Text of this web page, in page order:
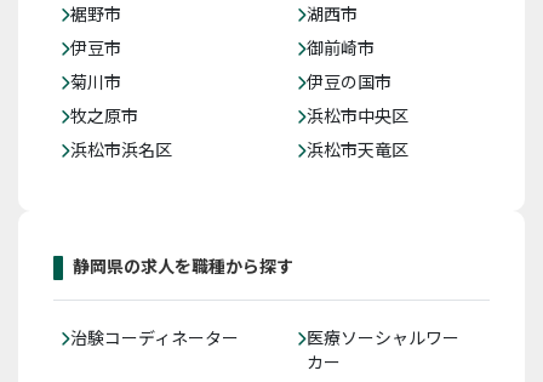
裾野市
湖西市
伊豆市
御前崎市
菊川市
伊豆の国市
牧之原市
浜松市中央区
浜松市浜名区
浜松市天竜区
静岡県の求人を職種から探す
治験コーディネーター
医療ソーシャルワー
カー